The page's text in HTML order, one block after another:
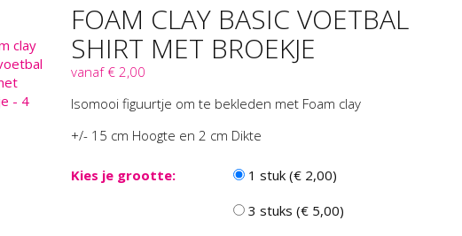
FOAM CLAY BASIC VOETBAL
SHIRT MET BROEKJE
vanaf € 2,00
Isomooi figuurtje om te bekleden met Foam clay
+/- 15 cm Hoogte en 2 cm Dikte
Kies je grootte:
1 stuk (€ 2,00)
3 stuks (€ 5,00)